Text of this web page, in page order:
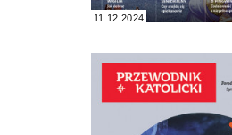
11.12.2024